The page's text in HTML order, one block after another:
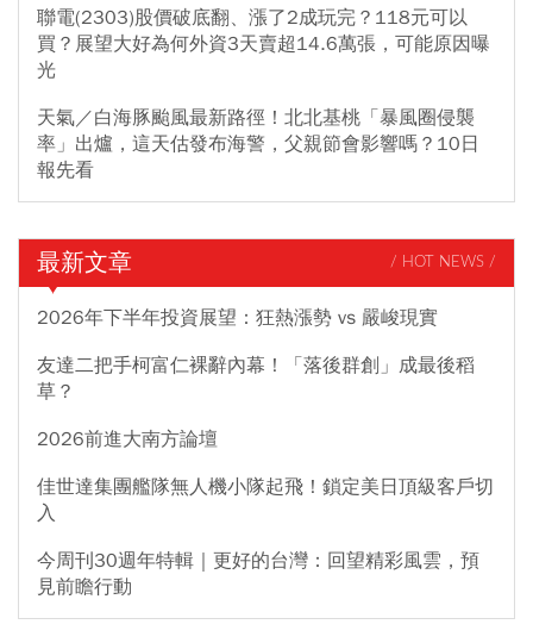
聯電(2303)股價破底翻、漲了2成玩完？118元可以
買？展望大好為何外資3天賣超14.6萬張，可能原因曝
光
天氣／白海豚颱風最新路徑！北北基桃「暴風圈侵襲
率」出爐，這天估發布海警，父親節會影響嗎？10日
報先看
最新文章 / HOT NEWS /
2026年下半年投資展望：狂熱漲勢 vs 嚴峻現實
友達二把手柯富仁裸辭內幕！「落後群創」成最後稻
草？
2026前進大南方論壇
佳世達集團艦隊無人機小隊起飛！鎖定美日頂級客戶切
入
今周刊30週年特輯｜更好的台灣：回望精彩風雲，預
見前瞻行動